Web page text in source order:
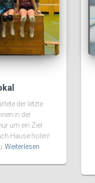
der letzte
in der
um ein Ziel:
Hause holen!
Weiterlesen